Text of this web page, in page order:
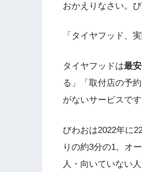
おかえりなさい。
「タイヤフッド、
タイヤフッドは最
る」「取付店の予
がないサービスです
びわおは2022年に
りの約3分の1。オ
人・向いていない